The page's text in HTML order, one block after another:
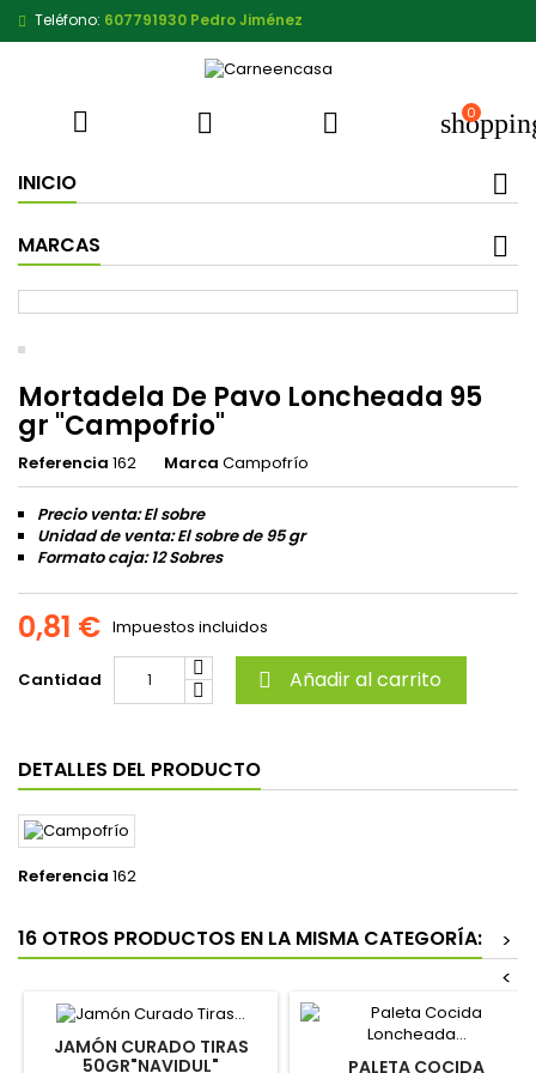
Teléfono: 607791930 Pedro Jiménez
   0
INICIO
MARCAS
Mortadela De Pavo Loncheada 95
gr "Campofrio"
Referencia 162 Marca Campofrío
Precio venta: El sobre
Unidad de venta: El sobre de 95 gr
Formato caja:12 Sobres
0,81 € Impuestos incluidos
Cantidad  Añadir al carrito
DETALLES DEL PRODUCTO
Referencia 162
16 OTROS PRODUCTOS EN LA MISMA CATEGORÍA:
>
<
JAMÓN CURADO TIRAS
50GR"NAVIDUL"
PALETA COCIDA